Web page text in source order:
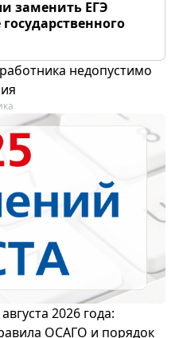
заменить ЕГЭ
недопустимо
2026 года:
ОСАГО и порядок